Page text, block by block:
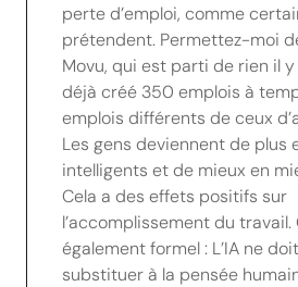
perte d’emploi, comme
prétendent. Permettez-moi
Movu, qui est parti de rien il y
déjà créé 350 emplois à
emplois différents de ceux
Les gens deviennent de plus
intelligents et de mieux en
Cela a des effets positifs sur
l’accomplissement du
également formel : L’IA ne
substituer à la pensée